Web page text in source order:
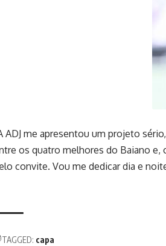
ADJ me apresentou um projeto
os quatro melhores do Baiano e,
convite. Vou me dedicar dia e
TAGGED: capa